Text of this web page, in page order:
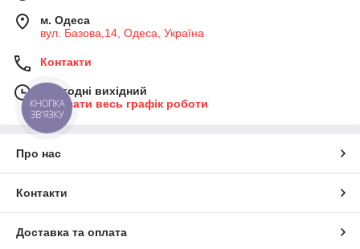
м. Одеса
вул. Базова,14, Одеса, Україна
Контакти
Сьогодні вихідний
Показати весь графік роботи
Про нас
Контакти
Доставка та оплата
КНОПКА
ЗВ'ЯЗКУ